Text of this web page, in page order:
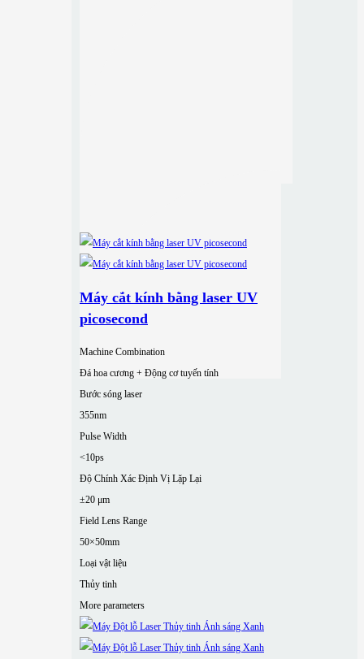
Máy cắt kính bằng laser UV
picosecond
Machine Combination
Đá hoa cương + Động cơ tuyến tính
Bước sóng laser
355nm
Pulse Width
<10ps
Độ Chính Xác Định Vị Lặp Lại
±20 μm
Field Lens Range
50×50mm
Loại vật liệu
Thủy tinh
More parameters